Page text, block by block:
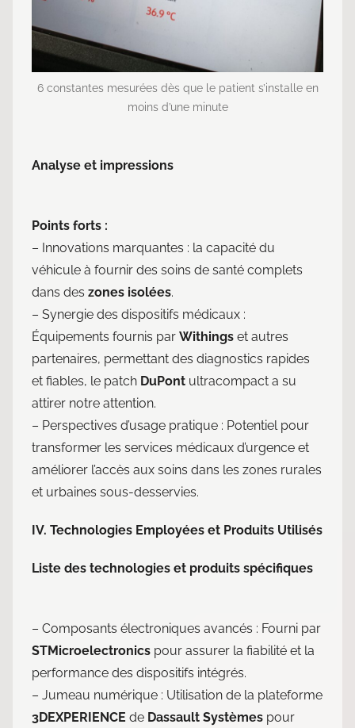
6 constantes mesurées dès que le patient s’installe en
moins d’une minute
Analyse et impressions
Points forts :
– Innovations marquantes : la capacité du
véhicule à fournir des soins de santé complets
dans des zones isolées.
– Synergie des dispositifs médicaux :
Équipements fournis par Withings et autres
partenaires, permettant des diagnostics rapides
et fiables, le patch DuPont ultracompact a su
attirer notre attention.
– Perspectives d’usage pratique : Potentiel pour
transformer les services médicaux d’urgence et
améliorer l’accès aux soins dans les zones rurales
et urbaines sous-desservies.
IV. Technologies Employées et Produits Utilisés
Liste des technologies et produits spécifiques
– Composants électroniques avancés : Fourni par
STMicroelectronics pour assurer la fiabilité et la
performance des dispositifs intégrés.
– Jumeau numérique : Utilisation de la plateforme
3DEXPERIENCE de Dassault Systèmes pour